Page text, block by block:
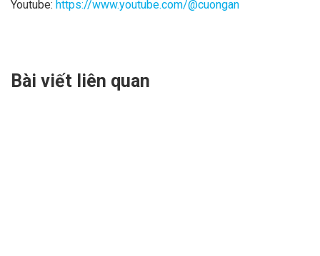
Youtube: https://www.youtube.com/@cuongan
Bài viết liên quan